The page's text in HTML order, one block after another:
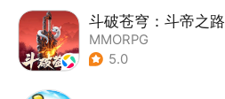
斗破苍穹：斗帝之路
MMORPG
5.0